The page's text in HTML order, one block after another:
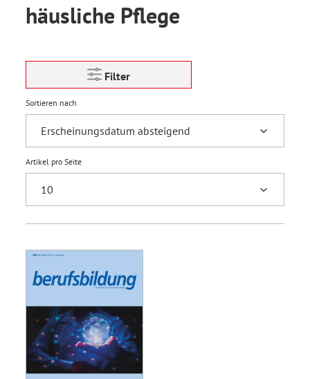
häusliche Pflege
Filter
Sortieren nach
Artikel pro Seite